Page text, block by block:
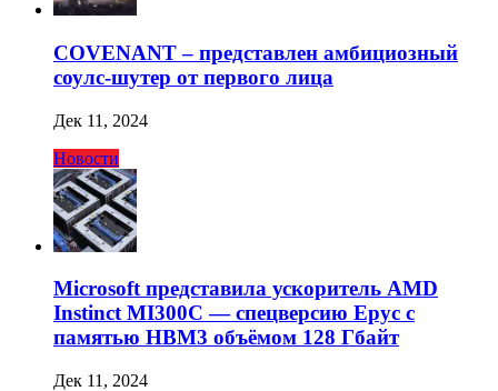
COVENANT – представлен амбициозный
соулс-шутер от первого лица
Дек 11, 2024
Новости
Microsoft представила ускоритель AMD
Instinct MI300C — спецверсию Epyc с
памятью HBM3 объёмом 128 Гбайт
Дек 11, 2024